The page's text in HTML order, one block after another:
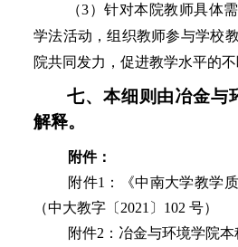
（3）针对本院教师具体
学法活动，组织教师参与学校
院共同发力，促进教学水平的不
七、本细则由冶金与
解释。
附件：
附件1：《中南大学教学
（中大教字〔2021〕102 号）
附件2：冶金与环境学院